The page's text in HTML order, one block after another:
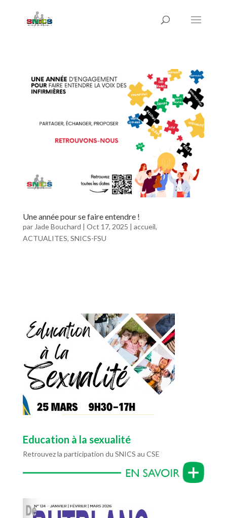
Une année pour se faire entendre !
par Jade Bouchard | Oct 17, 2025 | accueil,
ACTUALITES, SNICS-FSU
Education à la sexualité
Retrouvez la participation du SNICS au CSE